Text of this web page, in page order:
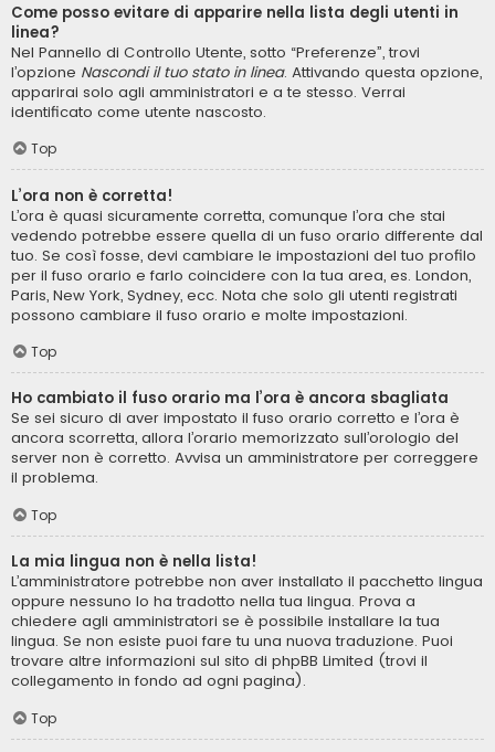
Come posso evitare di apparire nella lista degli utenti in
linea?
Nel Pannello di Controllo Utente, sotto “Preferenze”, trovi
l’opzione Nascondi il tuo stato in linea. Attivando questa opzione,
apparirai solo agli amministratori e a te stesso. Verrai
identificato come utente nascosto.
Top
L’ora non è corretta!
L’ora è quasi sicuramente corretta, comunque l’ora che stai
vedendo potrebbe essere quella di un fuso orario differente dal
tuo. Se così fosse, devi cambiare le impostazioni del tuo profilo
per il fuso orario e farlo coincidere con la tua area, es. London,
Paris, New York, Sydney, ecc. Nota che solo gli utenti registrati
possono cambiare il fuso orario e molte impostazioni.
Top
Ho cambiato il fuso orario ma l’ora è ancora sbagliata
Se sei sicuro di aver impostato il fuso orario corretto e l’ora è
ancora scorretta, allora l’orario memorizzato sull’orologio del
server non è corretto. Avvisa un amministratore per correggere
il problema.
Top
La mia lingua non è nella lista!
L’amministratore potrebbe non aver installato il pacchetto lingua
oppure nessuno lo ha tradotto nella tua lingua. Prova a
chiedere agli amministratori se è possibile installare la tua
lingua. Se non esiste puoi fare tu una nuova traduzione. Puoi
trovare altre informazioni sul sito di phpBB Limited (trovi il
collegamento in fondo ad ogni pagina).
Top